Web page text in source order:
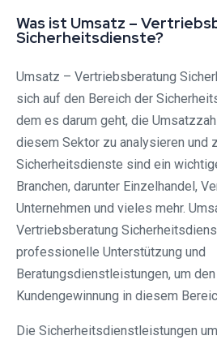
Was ist Umsatz –
Sicherheitsdienste?
Umsatz – Vertriebsberatung
sich auf den Bereich der
dem es darum geht, die
diesem Sektor zu analysieren und
Sicherheitsdienste sind ein
Branchen, darunter Einzelhandel,
Unternehmen und vieles mehr.
Vertriebsberatung
professionelle Unterstützung und
Beratungsdienstleistungen, um
Kundengewinnung in diesem
Die Sicherheitsdienstleistungen